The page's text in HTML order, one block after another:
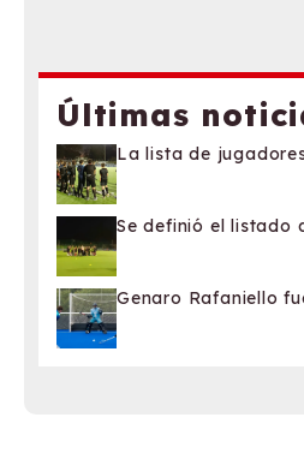
Últimas
La lista de
Se definió el listado
Genaro Rafaniello